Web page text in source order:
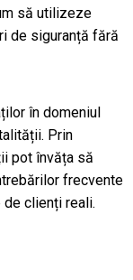
să utilizeze
de siguranță fără
în domeniul
Prin
pot învăța să
frecvente
clienți reali.